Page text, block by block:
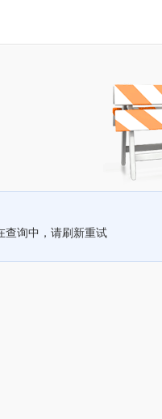
查询中，请刷新重试